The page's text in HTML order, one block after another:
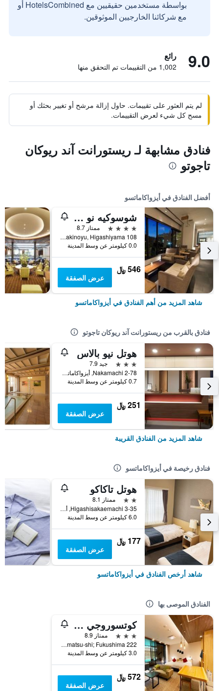
بواسطة مستخدمين حقيقيين مع HotelsCombined أو
مع شركائنا الخارجيين الموثوقين.
9.0 رائع
1,002 من التقييمات تم التحقق منها
لم يتم العثور على تقييمات. حاول إزالة مرشح أو تغيير بحثك أو
مسح كل شيء لعرض التقييمات.
فنادق مشابهة لـ ريستورانت آند ريوكان
تاجوتو
أفضل الفنادق في أيزواكاماتسو
شوسوكيه نو يادو تاكينويو
4 نجوم
ممتاز 8.7
108 Takinoyu, Higashiyama, أيزواكاماتسو, اليابان
0.0 كيلومتر عن وسط المدينة
546 ﷼
عرض الصفقة
شاهد المزيد من أهم الفنادق في أيزواكاماتسو
فنادق بالقرب من ريستورانت آند ريوكان تاجوتو
هوتل نيو بالاس
3 نجوم
جيد 7.9
2-78 Nakamachi, أيزواكاماتسو, اليابان
0.7 كيلومتر عن وسط المدينة
251 ﷼
عرض الصفقة
شاهد المزيد من الفنادق القريبة
فنادق رخيصة في أيزواكاماتسو
هوتل تاكاكو
2 نجمتين
ممتاز 8.1
3-35 Higashisakaemachi, أيزواكاماتسو, اليابان
6.0 كيلومتر عن وسط المدينة
177 ﷼
عرض الصفقة
شاهد أرخص الفنادق في أيزواكاماتسو
الفنادق الموصى بها
كوتسوروجي جوكز شينتاكي
3 نجوم
ممتاز 8.9
222 Kawamukai; Yumoto; Higashiyama-machi; Aizuwakamatsu-shi; Fukushima, أيزواكاماتسو, اليابان
3.0 كيلومتر عن وسط المدينة
572 ﷼
عرض الصفقة